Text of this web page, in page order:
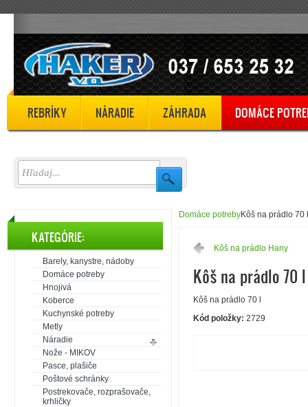
REBRÍKY NÁRADIE ZÁHRADA DOMÁCE
KATEGÓRIE:
Barely, kanystre, nádoby
Domáce potreby
Hnojivá
Koberce
Kuchynské potreby
Metly
Náradie
Nože - MIKOV
Pasce, plašiče
Poštové schránky
Postrekovače, rozprašovače,
krhličky
Domáce potrebyKôš na prádlo 70 l
Kôš na prádlo Hany
Kôš na prádlo 70 l
Kôš na prádlo 70 l
Kód položky: 2729